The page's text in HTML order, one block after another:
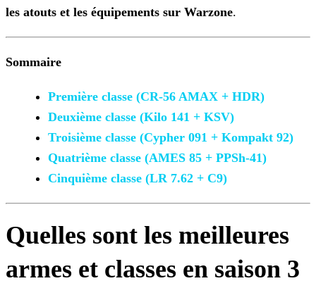
les atouts et les équipements sur Warzone.
Sommaire
Première classe (CR-56 AMAX + HDR)
Deuxième classe (Kilo 141 + KSV)
Troisième classe (Cypher 091 + Kompakt 92)
Quatrième classe (AMES 85 + PPSh-41)
Cinquième classe (LR 7.62 + C9)
Quelles sont les meilleures
armes et classes en saison 3